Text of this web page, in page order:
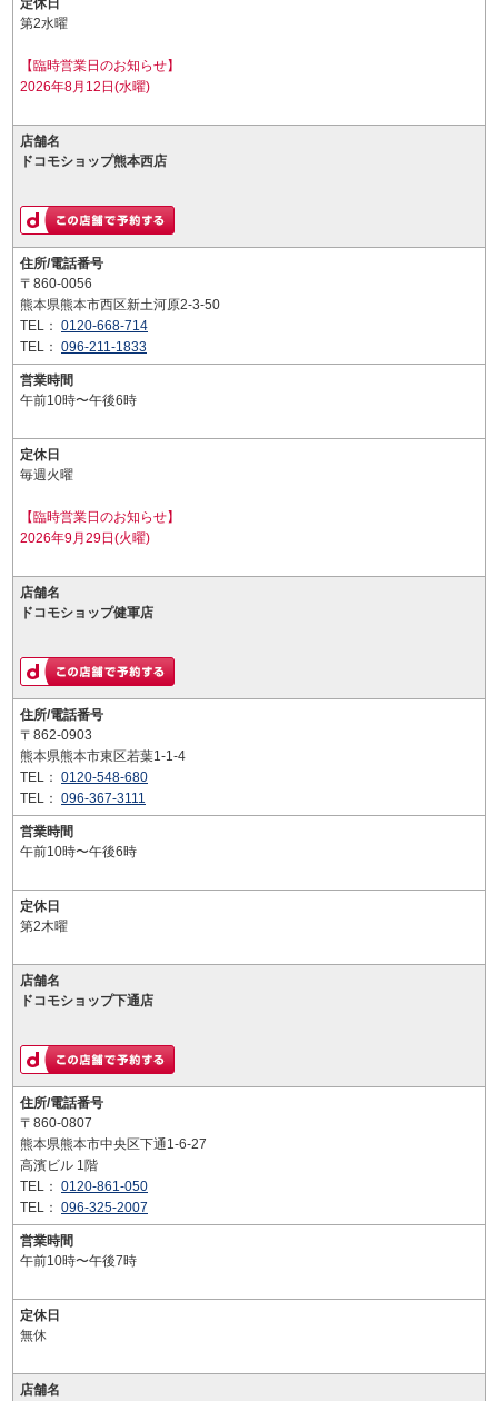
定休日
第2水曜
【臨時営業日のお知らせ】
2026年8月12日(水曜)
店舗名
ドコモショップ熊本西店
住所/電話番号
〒860-0056
熊本県熊本市西区新土河原2-3-50
TEL： 0120-668-714
TEL： 096-211-1833
営業時間
午前10時〜午後6時
定休日
毎週火曜
【臨時営業日のお知らせ】
2026年9月29日(火曜)
店舗名
ドコモショップ健軍店
住所/電話番号
〒862-0903
熊本県熊本市東区若葉1-1-4
TEL： 0120-548-680
TEL： 096-367-3111
営業時間
午前10時〜午後6時
定休日
第2木曜
店舗名
ドコモショップ下通店
住所/電話番号
〒860-0807
熊本県熊本市中央区下通1-6-27
高濱ビル 1階
TEL： 0120-861-050
TEL： 096-325-2007
営業時間
午前10時〜午後7時
定休日
無休
店舗名